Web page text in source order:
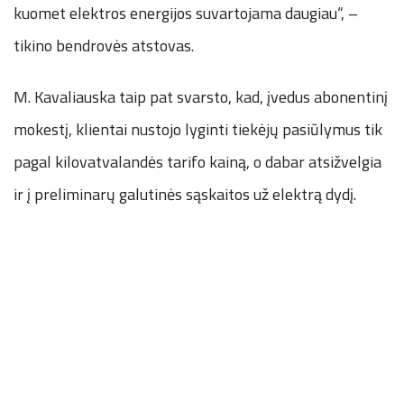
kuomet elektros energijos suvartojama daugiau“, –
tikino bendrovės atstovas.
M. Kavaliauska taip pat svarsto, kad, įvedus abonentinį
mokestį, klientai nustojo lyginti tiekėjų pasiūlymus tik
pagal kilovatvalandės tarifo kainą, o dabar atsižvelgia
ir į preliminarų galutinės sąskaitos už elektrą dydį.